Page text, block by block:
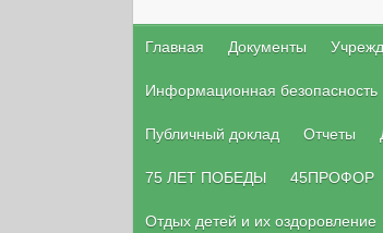
Главная Документы
Информационная безопасность
Публичный доклад Отчеты
75 ЛЕТ ПОБЕДЫ 45ПРОФОР
Отдых детей и их оздоровление